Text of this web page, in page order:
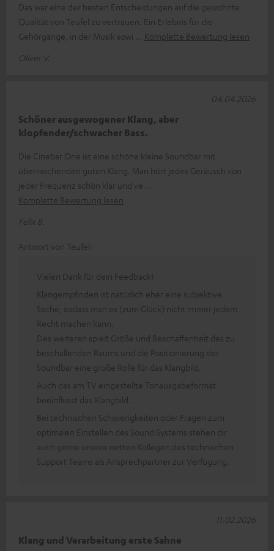
Das war eine der besten Entscheidungen auf die gewohnte
Qualität von Teufel zu vertrauen. Ein Erlebnis für die
Gehörgänge, in der Musik sowi
Komplette Bewertung lesen
Oliver V.
Schöner ausgewogener Klang, aber
klopfender/schwacher Bass.
Die Cinebar One ist eine schöne kleine Soundbar mit
überraschenden guten Klang. Man hört jedes Geräusch von
jeder Frequenz schön klar und ve
Komplette Bewertung lesen
Felix B.
04.04.2026
Antwort von Teufel:
Vielen Dank für dein Feedback!
Klangempfinden ist natürlich eher eine subjektive
Sache, sodass man es (zum Glück) nicht immer jedem
Recht machen kann.
Des weiteren spielt Größe und Beschaffenheit des zu
beschallenden Raums und die Positionierung der
Soundbar eine große Rolle für das Klangbild.
Auch das am TV eingestellte Tonausgabeformat
beeinflusst das Klangbild.
Bei technischen Schwierigkeiten oder Fragen zum
optimalen Einstellen des Sound Systems stehen dir
auch gerne unsere netten Kollegen des technischen
Support Teams als Ansprechpartner zur Verfügung.
Klang und Verarbeitung erste Sahne
11.02.2026